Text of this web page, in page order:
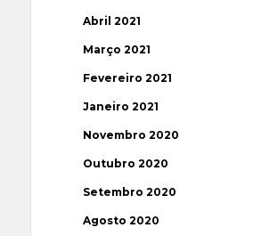
Abril 2021
Março 2021
Fevereiro 2021
Janeiro 2021
Novembro 2020
Outubro 2020
Setembro 2020
Agosto 2020